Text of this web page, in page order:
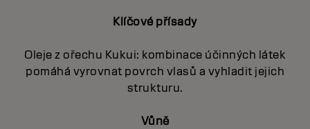
Klíčové přísady
Oleje z ořechu Kukui: kombinace účinných látek
pomáhá vyrovnat povrch vlasů a vyhladit jejich
strukturu.
Vůně